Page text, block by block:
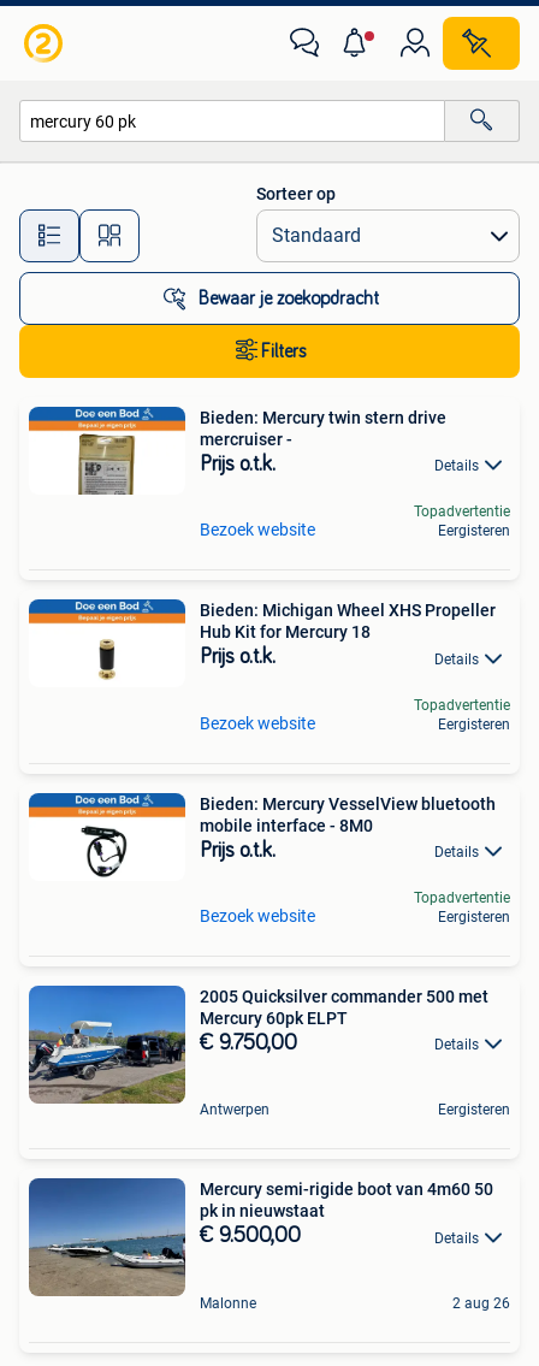
Alle afstanden…
Sorteer op
Bewaar je zoekopdracht
Filters
Bieden: Mercury twin stern drive
mercruiser -
Prijs o.t.k. Details
Bezoek website
Topadvertentie
Eergisteren
Bieden: Michigan Wheel XHS Propeller
Hub Kit for Mercury 18
Prijs o.t.k. Details
Bezoek website
Topadvertentie
Eergisteren
Bieden: Mercury VesselView bluetooth
mobile interface - 8M0
Prijs o.t.k. Details
Bezoek website
Topadvertentie
Eergisteren
2005 Quicksilver commander 500 met
Mercury 60pk ELPT
€ 9.750,00 Details
Antwerpen Eergisteren
Mercury semi-rigide boot van 4m60 50
pk in nieuwstaat
€ 9.500,00 Details
Malonne 2 aug 26